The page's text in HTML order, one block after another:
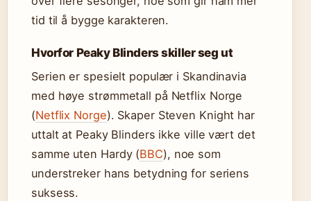
tid til å bygge karakteren.
Hvorfor Peaky Blinders skiller seg ut
Serien er spesielt populær i Skandinavia
med høye strømmetall på Netflix Norge
(Netflix Norge). Skaper Steven Knight har
uttalt at Peaky Blinders ikke ville vært det
samme uten Hardy (BBC), noe som
understreker hans betydning for seriens
suksess.